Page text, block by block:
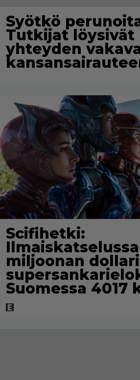
Syötkö
Tutkijat löysivät
yhteyden
Scifihetki:
Ilmaiskatselussa
miljoonan
Suomessa 4017